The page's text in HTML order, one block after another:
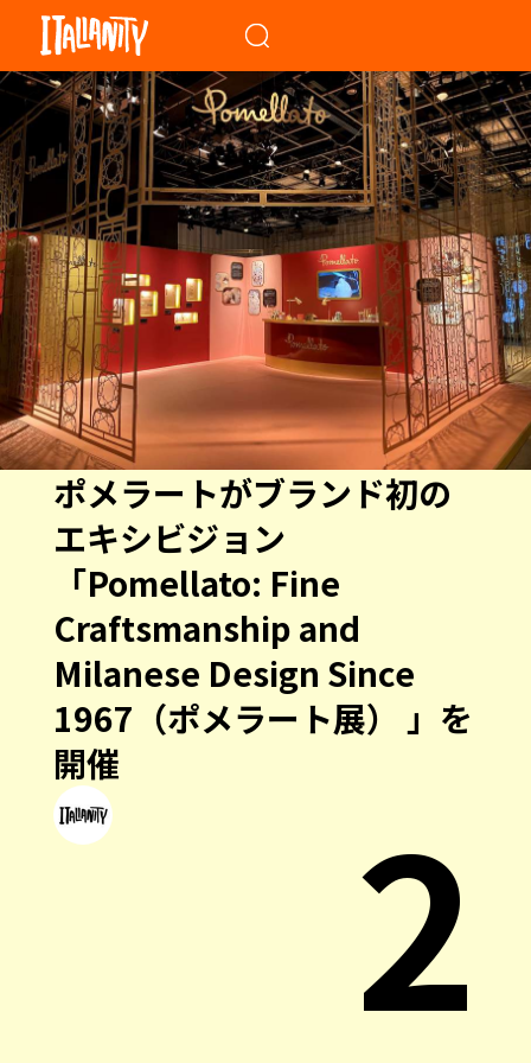
ポメラートがブランド初の
エキシビジョン
「Pomellato: Fine
Craftsmanship and
Milanese Design Since
1967（ポメラート展） 」を
開催
2